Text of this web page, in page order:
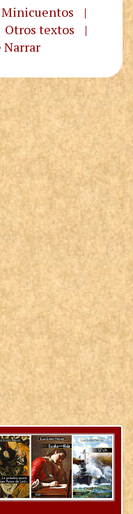
Minicuentos
|
Otros textos
|
Narrar